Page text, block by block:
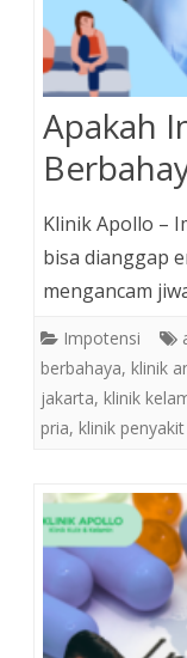
Apakah
Klinik Apollo –
bisa dianggap
mengancam
Impotensi
berbahaya, klinik
jakarta, klinik
pria, klinik